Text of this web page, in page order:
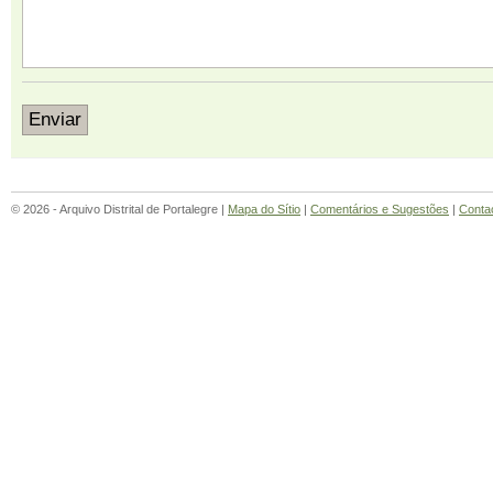
© 2026 - Arquivo Distrital de Portalegre | Mapa do Sítio | Comentários e Sugestões |